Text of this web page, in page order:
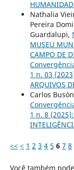
Nathalia
Pereira
Guardalupi,
MUSEU
CAMPO DE
1 n. 03
ARQUIVOS
Carlos
1 n. 8
<< < 1 2 3 4 5 6 7 8
Você também pode